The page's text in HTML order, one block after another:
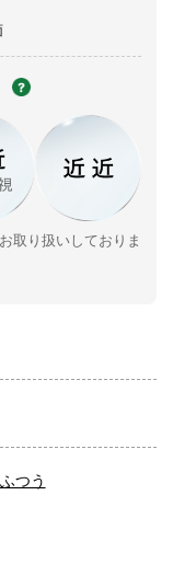
取り扱いしておりま
つう